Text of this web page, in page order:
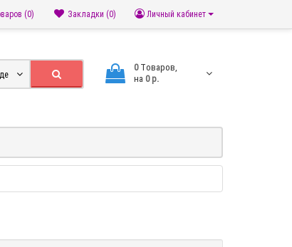
Личный кабинет
Закладки (0)
(0)
0 Tоваров,
на 0 р.